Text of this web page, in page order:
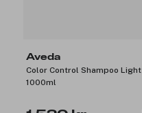
Aveda
Color Control Shampoo Light
1000ml